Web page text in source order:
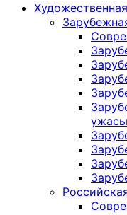
ужасы